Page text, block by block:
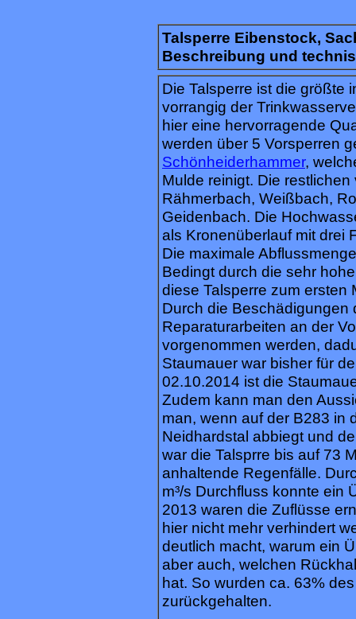
Talsperre Eibenstock,
Beschreibung und
Die Talsperre ist die größte
vorrangig der
hier eine hervorragende
werden über 5 Vorsperren
Schönheiderhammer,
Mulde reinigt. Die restlichen
Rähmerbach, Weißbach,
Geidenbach. Die
als Kronenüberlauf mit drei
Die maximale
Bedingt durch die sehr
diese Talsperre zum ersten
Durch die Beschädigungen
Reparaturarbeiten an der
vorgenommen werden,
Staumauer war bisher für
02.10.2014 ist die
Zudem kann man den
man, wenn auf der B283 in
Neidhardstal abbiegt und
war die Talsprre bis auf 73
anhaltende Regenfälle.
m³/s Durchfluss konnte ein
2013 waren die Zuflüsse
hier nicht mehr verhindert
deutlich macht, warum ein
aber auch, welchen
hat. So wurden ca. 63%
zurückgehalten.